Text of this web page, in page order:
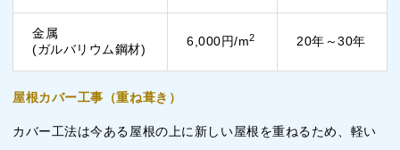
金属
(ガルバリウム鋼材)
6,000円/m2 20年～30年
屋根カバー工事（重ね葺き）
カバー工法は今ある屋根の上に新しい屋根を重ねるため、軽い